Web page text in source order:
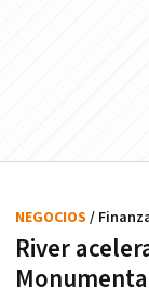
River
NEGOCIOS /